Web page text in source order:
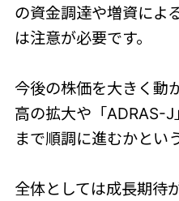
の資金調達や増資によ
は注意が必要です。
今後の株価を大きく動
高の拡大や「ADRAS-
まで順調に進むかとい
全体としては成長期待